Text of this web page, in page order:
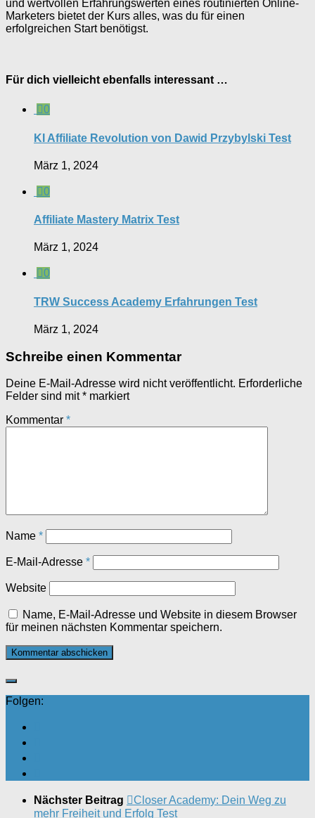
und wertvollen Erfahrungswerten eines routinierten Online-
Marketers bietet der Kurs alles, was du für einen
erfolgreichen Start benötigst.
Für dich vielleicht ebenfalls interessant …
0
KI Affiliate Revolution von Dawid Przybylski Test
März 1, 2024
0
Affiliate Mastery Matrix Test
März 1, 2024
0
TRW Success Academy Erfahrungen Test
März 1, 2024
Schreibe einen Kommentar
Deine E-Mail-Adresse wird nicht veröffentlicht. Erforderliche
Felder sind mit* markiert
Kommentar *
Name *
E-Mail-Adresse *
Website
Name, E-Mail-Adresse und Website in diesem Browser
für meinen nächsten Kommentar speichern.
Folgen:
Nächster Beitrag
Closer Academy: Dein Weg zu
mehr Freiheit und Erfolg Test